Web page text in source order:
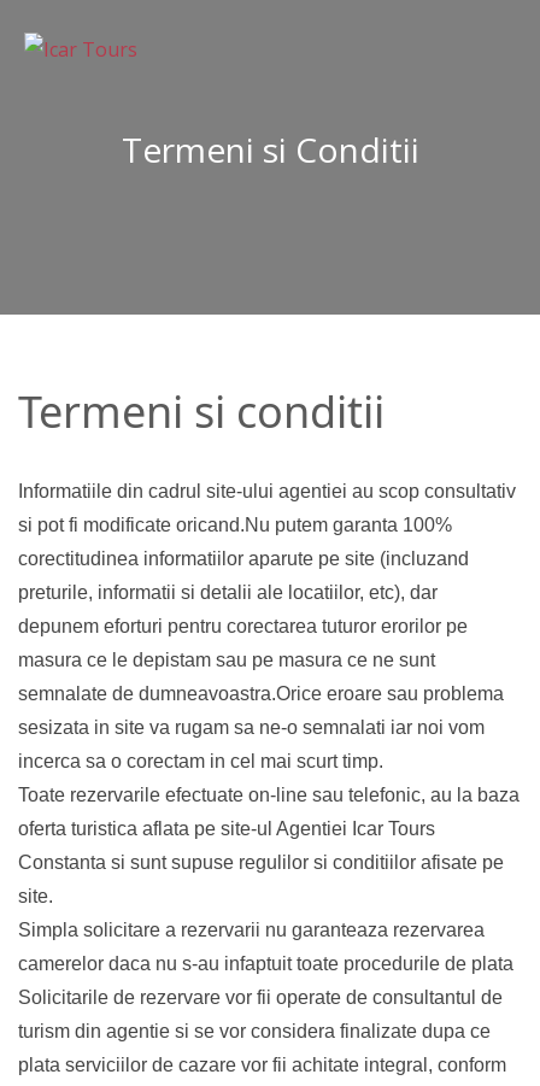
Termeni si Conditii
Termeni si conditii
Informatiile din cadrul site-ului agentiei au scop consultativ
si pot fi modificate oricand.Nu putem garanta 100%
corectitudinea informatiilor aparute pe site (incluzand
preturile, informatii si detalii ale locatiilor, etc), dar
depunem eforturi pentru corectarea tuturor erorilor pe
masura ce le depistam sau pe masura ce ne sunt
semnalate de dumneavoastra.Orice eroare sau problema
sesizata in site va rugam sa ne-o semnalati iar noi vom
incerca sa o corectam in cel mai scurt timp.
Toate rezervarile efectuate on-line sau telefonic, au la baza
oferta turistica aflata pe site-ul Agentiei Icar Tours
Constanta si sunt supuse regulilor si conditiilor afisate pe
site.
Simpla solicitare a rezervarii nu garanteaza rezervarea
camerelor daca nu s-au infaptuit toate procedurile de plata
Solicitarile de rezervare vor fii operate de consultantul de
turism din agentie si se vor considera finalizate dupa ce
plata serviciilor de cazare vor fii achitate integral, conform